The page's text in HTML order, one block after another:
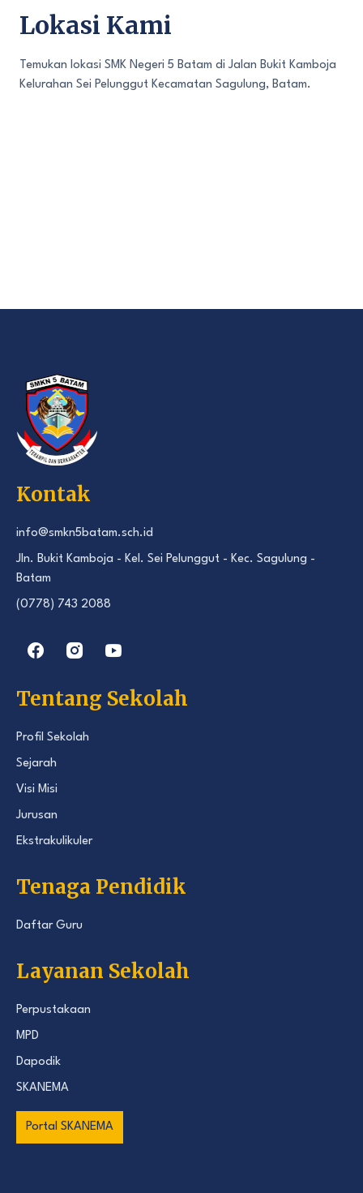
Lokasi Kami
Temukan lokasi SMK Negeri 5 Batam di Jalan Bukit Kamboja
Kelurahan Sei Pelunggut Kecamatan Sagulung, Batam.
Kontak
info@smkn5batam.sch.id
Jln. Bukit Kamboja - Kel. Sei Pelunggut - Kec. Sagulung -
Batam
(0778) 743 2088
Tentang Sekolah
Profil Sekolah
Sejarah
Visi Misi
Jurusan
Ekstrakulikuler
Tenaga Pendidik
Daftar Guru
Layanan Sekolah
Perpustakaan
MPD
Dapodik
SKANEMA
Portal SKANEMA